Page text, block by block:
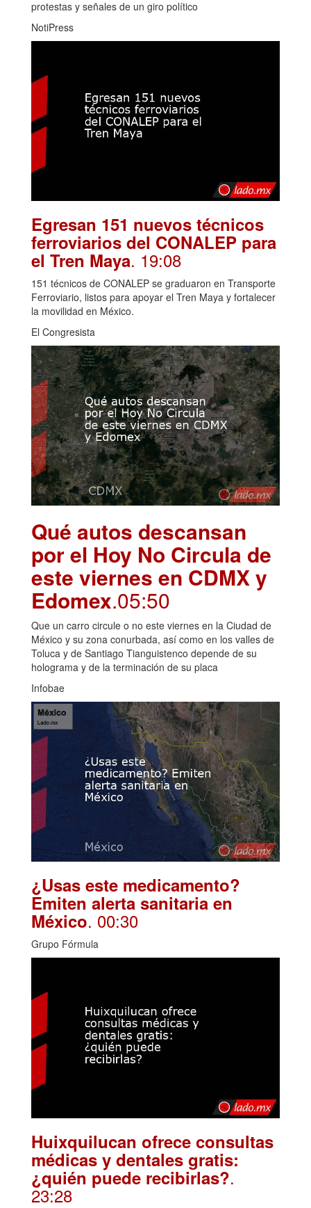
protestas y señales de un giro político
NotiPress
Egresan 151 nuevos técnicos
ferroviarios del CONALEP para
el Tren Maya. 19:08
151 técnicos de CONALEP se graduaron en Transporte
Ferroviario, listos para apoyar el Tren Maya y fortalecer
la movilidad en México.
El Congresista
Qué autos descansan
por el Hoy No Circula de
este viernes en CDMX y
Edomex.05:50
Que un carro circule o no este viernes en la Ciudad de
México y su zona conurbada, así como en los valles de
Toluca y de Santiago Tianguistenco depende de su
holograma y de la terminación de su placa
Infobae
¿Usas este medicamento?
Emiten alerta sanitaria en
México. 00:30
Grupo Fórmula
Huixquilucan ofrece consultas
médicas y dentales gratis:
¿quién puede recibirlas?.
23:28